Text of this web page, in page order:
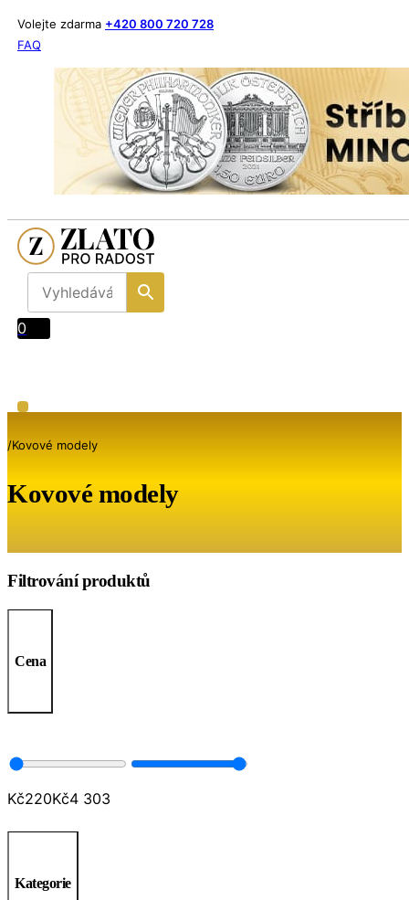
Volejte zdarma +420 800 720 728
FAQ
0
/Kovové modely
Kovové modely
Filtrování produktů
Cena
Kč220Kč4 303
Kategorie